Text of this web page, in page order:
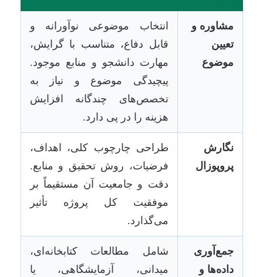
مشاوره و
تعیین
موضوع
انتخاب موضوعی نوآورانه و
قابل دفاع، متناسب با گرایش،
مهارت دانشجو و منابع موجود.
پیچیدگی موضوع و نیاز به
تخصص‌های چندگانه افزایش
هزینه را در پی دارد.
نگارش
پروپوزال
طراحی چارچوب کلی، اهداف،
فرضیات، روش تحقیق و منابع.
دقت و جامعیت آن مستقیماً بر
موفقیت کل پروژه تأثیر
می‌گذارد.
جمع‌آوری
داده‌ها و
شامل مطالعات کتابخانه‌ای،
میدانی، آزمایشگاهی، یا